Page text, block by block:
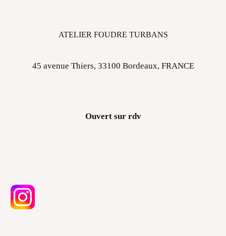
ATELIER FOUDRE TURBANS
45 avenue Thiers, 33100 Bordeaux, FRANCE
Ouvert sur rdv